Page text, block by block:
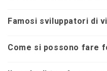
Famosi sviluppatori di
Come si possono fare